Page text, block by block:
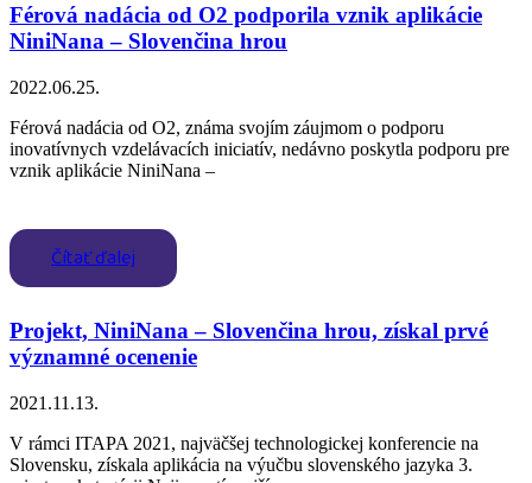
Férová nadácia od O2 podporila vznik aplikácie
NiniNana – Slovenčina hrou
2022.06.25.
Férová nadácia od O2, známa svojím záujmom o podporu
inovatívnych vzdelávacích iniciatív, nedávno poskytla podporu pre
vznik aplikácie NiniNana –
Čítať ďalej
Projekt, NiniNana – Slovenčina hrou, získal prvé
významné ocenenie
2021.11.13.
V rámci ITAPA 2021, najväčšej technologickej konferencie na
Slovensku, získala aplikácia na výučbu slovenského jazyka 3.